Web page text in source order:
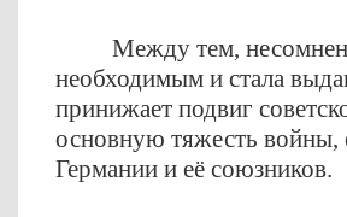
Между тем,
необходимым и стала
принижает подвиг
основную тяжесть войны,
Германии и её союзников.